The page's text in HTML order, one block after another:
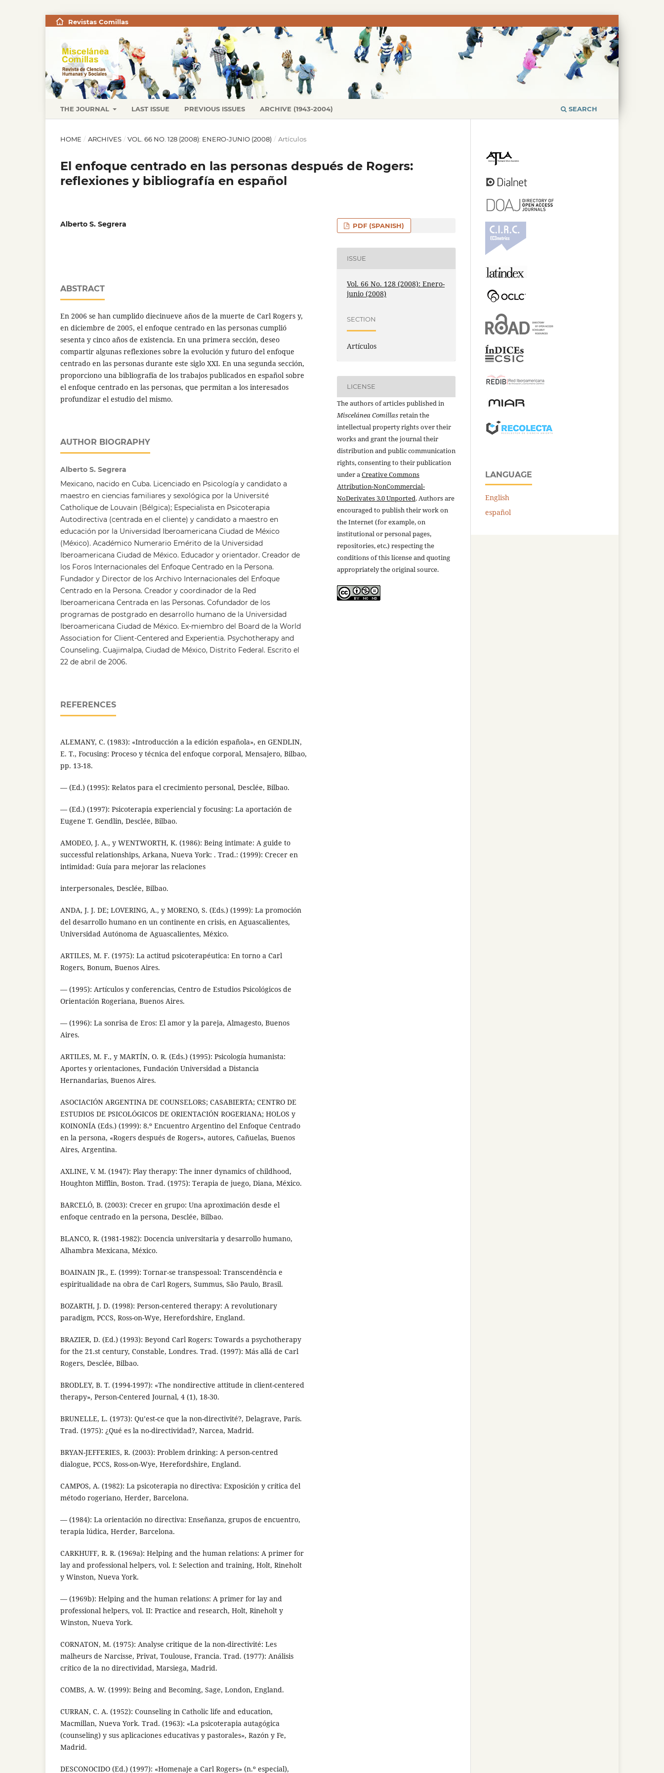
THE JOURNAL LAST ISSUE PREVIOUS ISSUES ARCHIVE (1943-2004) SEARCH
Revistas Comillas
HOME / ARCHIVES / VOL. 66 NO. 128 (2008): ENERO-JUNIO (2008) / Artículos
El enfoque centrado en las personas después de Rogers:
reflexiones y bibliografía en español
Alberto S. Segrera
ABSTRACT
En 2006 se han cumplido diecinueve años de la muerte de Carl Rogers y,
en diciembre de 2005, el enfoque centrado en las personas cumplió
sesenta y cinco años de existencia. En una primera sección, deseo
compartir algunas reflexiones sobre la evolución y futuro del enfoque
centrado en las personas durante este siglo XXI. En una segunda sección,
proporciono una bibliografía de los trabajos publicados en español sobre
el enfoque centrado en las personas, que permitan a los interesados
profundizar el estudio del mismo.
AUTHOR BIOGRAPHY
Alberto S. Segrera
Mexicano, nacido en Cuba. Licenciado en Psicología y candidato a
maestro en ciencias familiares y sexológica por la Université
Catholique de Louvain (Bélgica); Especialista en Psicoterapia
Autodirectiva (centrada en el cliente) y candidato a maestro en
educación por la Universidad Iberoamericana Ciudad de México
(México). Académico Numerario Emérito de la Universidad
Iberoamericana Ciudad de México. Educador y orientador. Creador de
los Foros Internacionales del Enfoque Centrado en la Persona.
Fundador y Director de los Archivo Internacionales del Enfoque
Centrado en la Persona. Creador y coordinador de la Red
Iberoamericana Centrada en las Personas. Cofundador de los
programas de postgrado en desarrollo humano de la Universidad
Iberoamericana Ciudad de México. Ex-miembro del Board de la World
Association for Client-Centered and Experientia. Psychotherapy and
Counseling. Cuajimalpa, Ciudad de México, Distrito Federal. Escrito el
22 de abril de 2006.
REFERENCES
ALEMANY, C. (1983): «Introducción a la edición española», en GENDLIN,
E. T., Focusing: Proceso y técnica del enfoque corporal, Mensajero, Bilbao,
pp. 13-18.
— (Ed.) (1995): Relatos para el crecimiento personal, Desclée, Bilbao.
— (Ed.) (1997): Psicoterapia experiencial y focusing: La aportación de
Eugene T. Gendlin, Desclée, Bilbao.
AMODEO, J. A., y WENTWORTH, K. (1986): Being intimate: A guide to
successful relationships, Arkana, Nueva York: . Trad.: (1999): Crecer en
intimidad: Guía para mejorar las relaciones
interpersonales, Desclée, Bilbao.
ANDA, J. J. DE; LOVERING, A., y MORENO, S. (Eds.) (1999): La promoción
del desarrollo humano en un continente en crisis, en Aguascalientes,
Universidad Autónoma de Aguascalientes, México.
ARTILES, M. F. (1975): La actitud psicoterapéutica: En torno a Carl
Rogers, Bonum, Buenos Aires.
— (1995): Artículos y conferencias, Centro de Estudios Psicológicos de
Orientación Rogeriana, Buenos Aires.
— (1996): La sonrisa de Eros: El amor y la pareja, Almagesto, Buenos
Aires.
ARTILES, M. F., y MARTÍN, O. R. (Eds.) (1995): Psicología humanista:
Aportes y orientaciones, Fundación Universidad a Distancia
Hernandarias, Buenos Aires.
ASOCIACIÓN ARGENTINA DE COUNSELORS; CASABIERTA; CENTRO DE
ESTUDIOS DE PSICOLÓGICOS DE ORIENTACIÓN ROGERIANA; HOLOS y
KOINONÍA (Eds.) (1999): 8.º Encuentro Argentino del Enfoque Centrado
en la persona, «Rogers después de Rogers», autores, Cañuelas, Buenos
Aires, Argentina.
AXLINE, V. M. (1947): Play therapy: The inner dynamics of childhood,
Houghton Mifflin, Boston. Trad. (1975): Terapia de juego, Diana, México.
BARCELÓ, B. (2003): Crecer en grupo: Una aproximación desde el
enfoque centrado en la persona, Desclée, Bilbao.
BLANCO, R. (1981-1982): Docencia universitaria y desarrollo humano,
Alhambra Mexicana, México.
BOAINAIN JR., E. (1999): Tornar-se transpessoal: Transcendência e
espiritualidade na obra de Carl Rogers, Summus, São Paulo, Brasil.
BOZARTH, J. D. (1998): Person-centered therapy: A revolutionary
paradigm, PCCS, Ross-on-Wye, Herefordshire, England.
BRAZIER, D. (Ed.) (1993): Beyond Carl Rogers: Towards a psychotherapy
for the 21.st century, Constable, Londres. Trad. (1997): Más allá de Carl
Rogers, Desclée, Bilbao.
BRODLEY, B. T. (1994-1997): «The nondirective attitude in client-centered
therapy», Person-Centered Journal, 4 (1), 18-30.
BRUNELLE, L. (1973): Qu’est-ce que la non-directivité?, Delagrave, París.
Trad. (1975): ¿Qué es la no-directividad?, Narcea, Madrid.
BRYAN-JEFFERIES, R. (2003): Problem drinking: A person-centred
dialogue, PCCS, Ross-on-Wye, Herefordshire, England.
CAMPOS, A. (1982): La psicoterapia no directiva: Exposición y crítica del
método rogeriano, Herder, Barcelona.
— (1984): La orientación no directiva: Enseñanza, grupos de encuentro,
terapia lúdica, Herder, Barcelona.
CARKHUFF, R. R. (1969a): Helping and the human relations: A primer for
lay and professional helpers, vol. I: Selection and training, Holt, Rineholt
y Winston, Nueva York.
— (1969b): Helping and the human relations: A primer for lay and
professional helpers, vol. II: Practice and research, Holt, Rineholt y
Winston, Nueva York.
CORNATON, M. (1975): Analyse critique de la non-directivité: Les
malheurs de Narcisse, Privat, Toulouse, Francia. Trad. (1977): Análisis
crítico de la no directividad, Marsiega, Madrid.
COMBS, A. W. (1999): Being and Becoming, Sage, London, England.
CURRAN, C. A. (1952): Counseling in Catholic life and education,
Macmillan, Nueva York. Trad. (1963): «La psicoterapia autagógica
(counseling) y sus aplicaciones educativas y pastorales», Razón y Fe,
Madrid.
DESCONOCIDO (Ed.) (1997): «Homenaje a Carl Rogers» (n.º especial),
PDF (SPANISH)
ISSUE
Vol. 66 No. 128 (2008): Enero-
junio (2008)
SECTION
Artículos
LICENSE
The authors of articles published in
Miscelánea Comillasretain the
intellectual property rights over their
works and grant the journal their
distribution and public communication
rights, consenting to their publication
under aCreative Commons
Attribution-NonCommercial-
NoDerivates 3.0 Unported. Authors are
encouraged to publish their work on
the Internet (for example, on
institutional or personal pages,
repositories, etc.) respecting the
conditions of this license and quoting
appropriately the original source.
LANGUAGE
English
español